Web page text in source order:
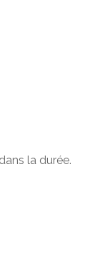
la durée.